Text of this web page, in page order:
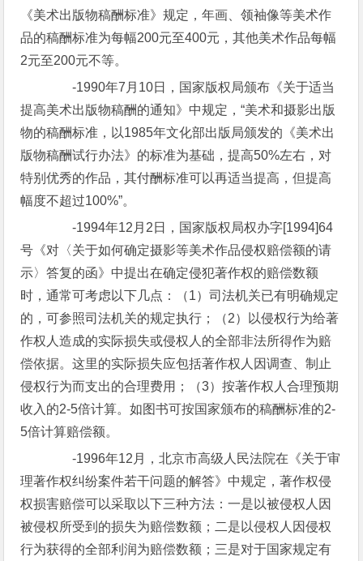
《美术出版物稿酬标准》规定，年画、领袖像等美术作
品的稿酬标准为每幅200元至400元，其他美术作品每幅
2元至200元不等。
-1990年7月10日，国家版权局颁布《关于适当
提高美术出版物稿酬的通知》中规定，“美术和摄影出版
物的稿酬标准，以1985年文化部出版局颁发的《美术出
版物稿酬试行办法》的标准为基础，提高50%左右，对
特别优秀的作品，其付酬标准可以再适当提高，但提高
幅度不超过100%”。
-1994年12月2日，国家版权局权办字[1994]64
号《对〈关于如何确定摄影等美术作品侵权赔偿额的请
示〉答复的函》中提出在确定侵犯著作权的赔偿数额
时，通常可考虑以下几点：（1）司法机关已有明确规定
的，可参照司法机关的规定执行；（2）以侵权行为给著
作权人造成的实际损失或侵权人的全部非法所得作为赔
偿依据。这里的实际损失应包括著作权人因调查、制止
侵权行为而支出的合理费用；（3）按著作权人合理预期
收入的2-5倍计算。如图书可按国家颁布的稿酬标准的2-
5倍计算赔偿额。
-1996年12月，北京市高级人民法院在《关于审
理著作权纠纷案件若干问题的解答》中规定，著作权侵
权损害赔偿可以采取以下三种方法：一是以被侵权人因
被侵权所受到的损失为赔偿数额；二是以侵权人因侵权
行为获得的全部利润为赔偿数额；三是对于国家规定有